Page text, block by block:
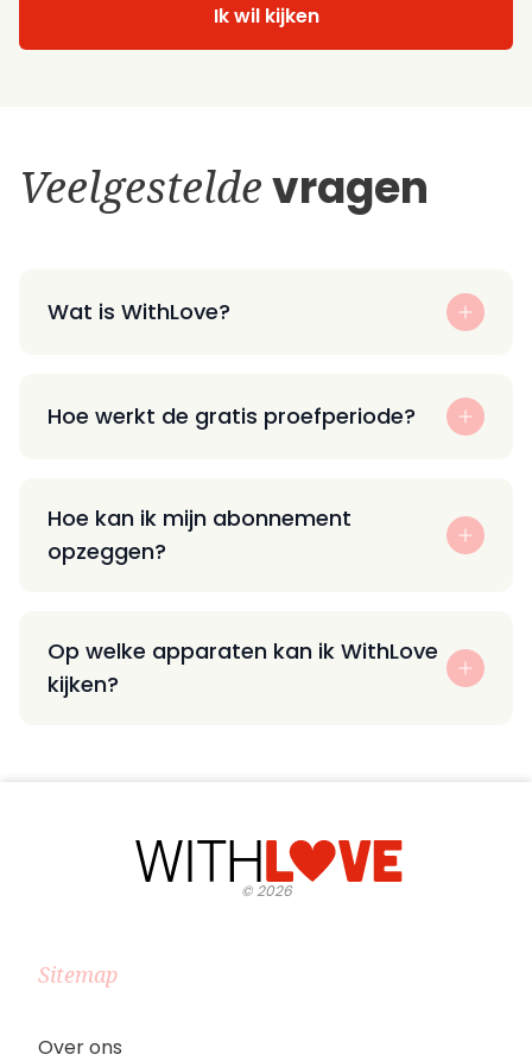
Ik wil kijken
Veelgesteldevragen
Wat is WithLove?
Hoe werkt de gratis proefperiode?
Hoe kan ik mijn abonnement
opzeggen?
Op welke apparaten kan ik WithLove
kijken?
©2026
Sitemap
Over ons